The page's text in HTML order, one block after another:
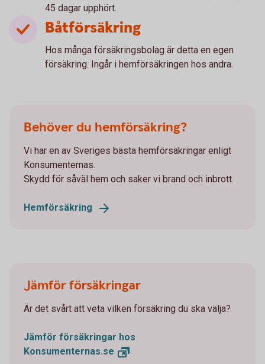
45 dagar upphört.
Båtförsäkring
Hos många försäkringsbolag är detta en egen
försäkring. Ingår i hemförsäkringen hos andra.
Behöver du hemförsäkring?
Vi har en av Sveriges bästa hemförsäkringar enligt
Konsumenternas.
Skydd för såväl hem och saker vi brand och inbrott.
Hemförsäkring
Jämför försäkringar
Är det svårt att veta vilken försäkring du ska välja?
Jämför försäkringar hos
Konsumenternas.se